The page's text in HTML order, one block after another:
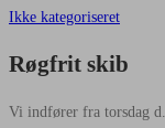
Ikke kategoriseret
Røgfrit skib
Vi indfører fra torsdag